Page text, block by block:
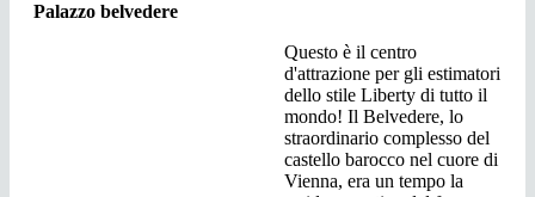
Palazzo belvedere
Questo è il centro
d'attrazione per gli estimatori
dello stile Liberty di tutto il
mondo! Il Belvedere, lo
straordinario complesso del
castello barocco nel cuore di
Vienna, era un tempo la